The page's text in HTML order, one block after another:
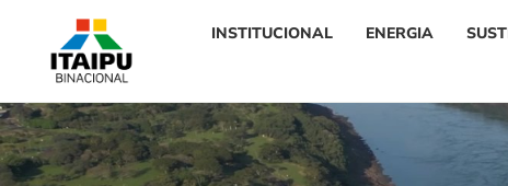
INSTITUCIONAL ENERGIA